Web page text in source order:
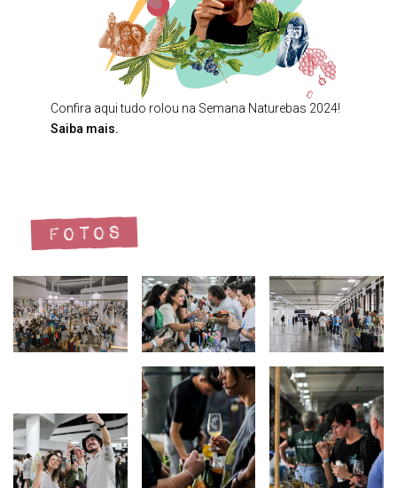
Confira aqui tudo rolou na Semana Naturebas 2024!
Saiba mais.
Fotos